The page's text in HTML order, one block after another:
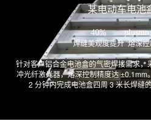
某电动车电池
40%
焊缝美观度提升 熔深
针对客户铝合金电池盒的气密焊接需求
冲光纤激光器，熔深控制精度达
2 分钟内完成电池盒四周 3 米长焊缝